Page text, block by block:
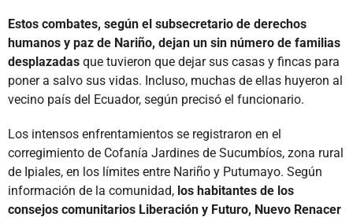
Estos combates, según el subsecretario de derechos
humanos y paz de Nariño, dejan un sin número de familias
desplazadas que tuvieron que dejar sus casas y fincas para
poner a salvo sus vidas. Incluso, muchas de ellas huyeron al
vecino país del Ecuador, según precisó el funcionario.
Los intensos enfrentamientos se registraron en el
corregimiento de Cofanía Jardines de Sucumbíos, zona rural
de Ipiales, en los límites entre Nariño y Putumayo. Según
información de la comunidad, los habitantes de los
consejos comunitarios Liberación y Futuro, Nuevo Renacer